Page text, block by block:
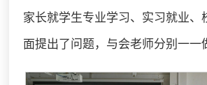
家长就学生专业学习、实习就业、
面提出了问题，与会老师分别一一